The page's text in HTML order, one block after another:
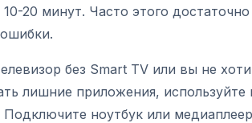
10-20 минут. Часто этого
без Smart TV или вы не
лишние приложения,
Подключите ноутбук или